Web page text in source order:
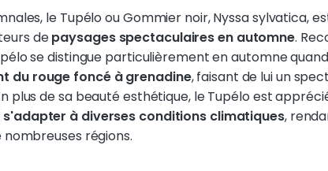
le Tupélo ou Gommier noir, Nyssa sylvatica,
depaysages spectaculaires en automne.
se distingue particulièrement en automne
du rouge foncé à grenadine, faisant de lui un
plus de sa beauté esthétique, le Tupélo est
à diverses conditions climatiques,
nombreuses régions.